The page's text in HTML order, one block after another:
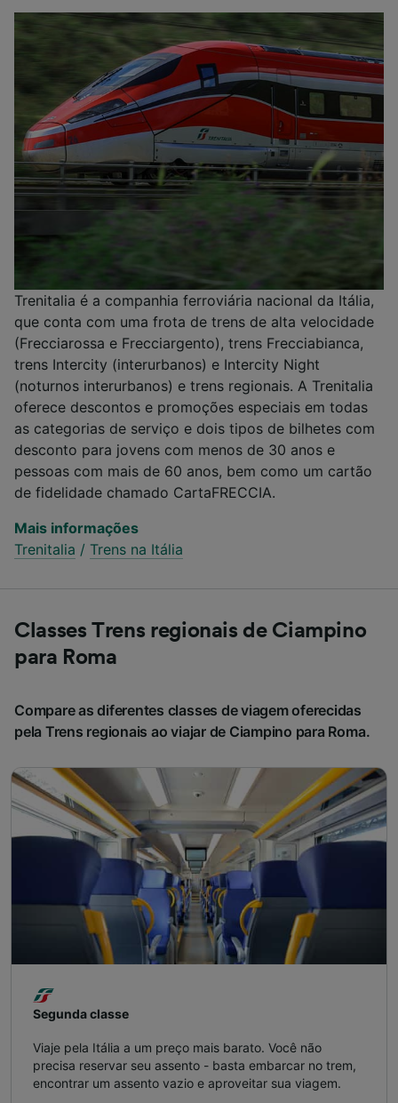
Trenitalia é a companhia ferroviária nacional da Itália,
que conta com uma frota de trens de alta velocidade
(Frecciarossa e Frecciargento), trens Frecciabianca,
trens Intercity (interurbanos) e Intercity Night
(noturnos interurbanos) e trens regionais. A Trenitalia
oferece descontos e promoções especiais em todas
as categorias de serviço e dois tipos de bilhetes com
desconto para jovens com menos de 30 anos e
pessoas com mais de 60 anos, bem como um cartão
de fidelidade chamado CartaFRECCIA.
Mais informações
Trenitalia / Trens na Itália
Classes Trens regionais de Ciampino
para Roma
Compare as diferentes classes de viagem oferecidas
pela Trens regionais ao viajar de Ciampino para Roma.
Segunda classe
Viaje pela Itália a um preço mais barato. Você não
precisa reservar seu assento - basta embarcar no trem,
encontrar um assento vazio e aproveitar sua viagem.